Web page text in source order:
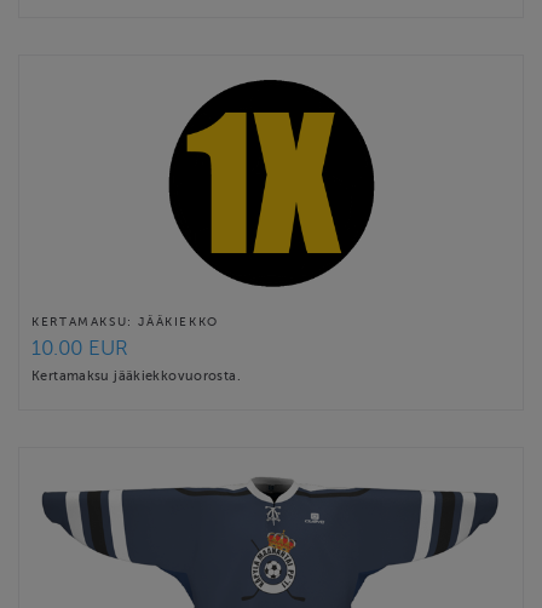
KERTAMAKSU: JÄÄKIEKKO
10.00 EUR
Kertamaksu jääkiekkovuorosta.